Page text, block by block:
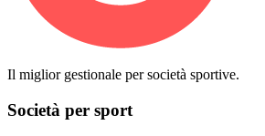
Il miglior gestionale per società sportive.
Società per sport